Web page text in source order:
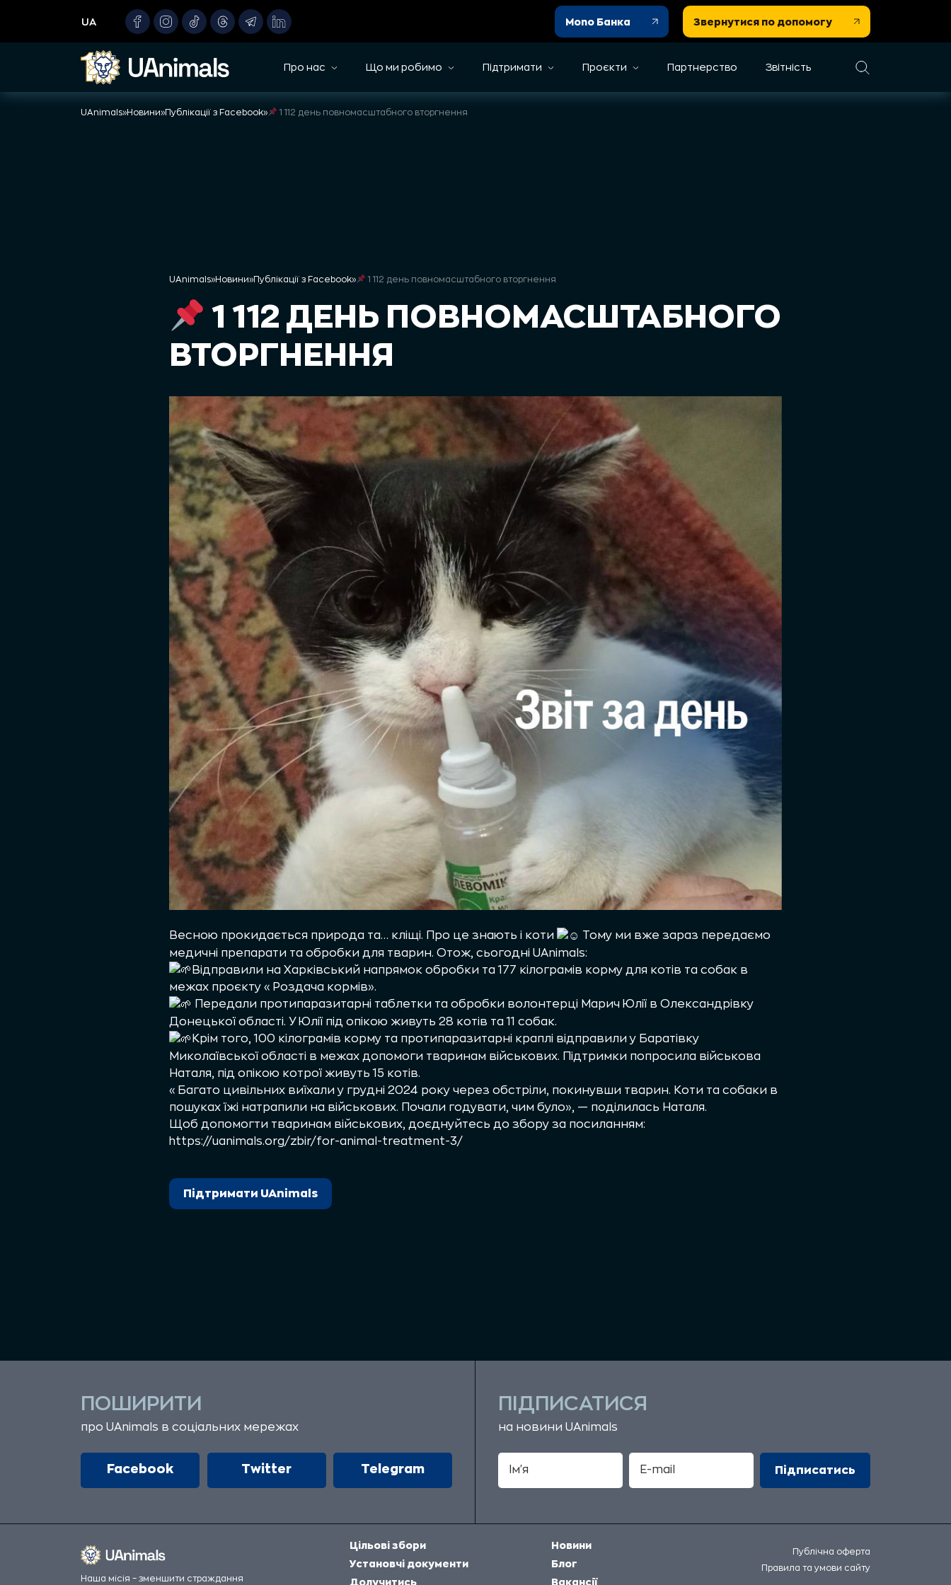
content
UA Mono Банка Звернутися по допомогу
Про нас Що ми робимо Підтримати Проєкти Партнерство Звітність
UAnimals»Новини»Публікації з Facebook» 1 112 день повномасштабного вторгнення
UAnimals»Новини»Публікації з Facebook» 1 112 день повномасштабного вторгнення
1 112 ДЕНЬ ПОВНОМАСШТАБНОГО
ВТОРГНЕННЯ
Весною прокидається природа та… кліщі. Про це знають і коти
Тому ми вже зараз передаємо
медичні препарати та обробки для тварин. Отож, сьогодні UAnimals:
Відправили на Харківський напрямок обробки та 177 кілограмів корму для котів та собак в
межах проєкту «Роздача кормів».
Передали протипаразитарні таблетки та обробки волонтерці Марич Юлії в Олександрівку
Донецької області. У Юлії під опікою живуть 28 котів та 11 собак.
Крім того, 100 кілограмів корму та протипаразитарні краплі відправили у Баратівку
Миколаївської області в межах допомоги тваринам військових. Підтримки попросила військова
Наталя, під опікою котрої живуть 15 котів.
«Багато цивільних виїхали у грудні 2024 року через обстріли, покинувши тварин. Коти та собаки в
пошуках їжі натрапили на військових. Почали годувати, чим було», — поділилась Наталя.
Щоб допомогти тваринам військових, доєднуйтесь до збору за посиланням:
https://uanimals.org/zbir/for-animal-treatment-3/
Підтримати UAnimals
ПОШИРИТИ
про UAnimals в соціальних мережах
Facebook Twitter Telegram
ПІДПИСАТИСЯ
на новини UAnimals
Наша місія – зменшити страждання
Цільові збори
Установчі документи
Долучитись
Новини
Блог
Вакансії
Публічна оферта
Правила та умови сайту